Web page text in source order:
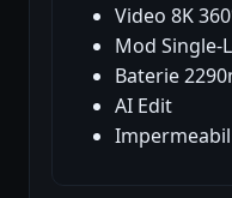
Video 8K
Mod Single-
Baterie
AI Edit